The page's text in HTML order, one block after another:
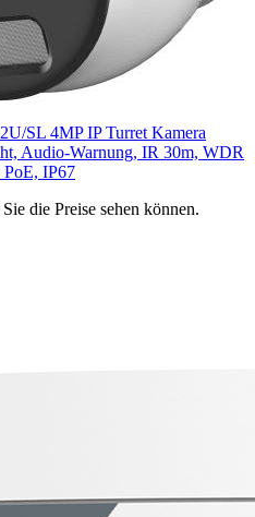
SL 4MP IP Turret Kamera
Audio-Warnung, IR 30m, WDR
PoE, IP67
die Preise sehen können.